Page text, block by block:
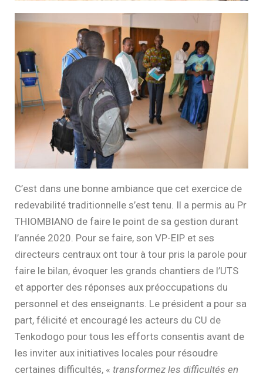
C’est dans une bonne ambiance que cet exercice de
redevabilité traditionnelle s’est tenu. Il a permis au Pr
THIOMBIANO de faire le point de sa gestion durant
l’année 2020. Pour se faire, son VP-EIP et ses
directeurs centraux ont tour à tour pris la parole pour
faire le bilan, évoquer les grands chantiers de l’UTS
et apporter des réponses aux préoccupations du
personnel et des enseignants. Le président a pour sa
part, félicité et encouragé les acteurs du CU de
Tenkodogo pour tous les efforts consentis avant de
les inviter aux initiatives locales pour résoudre
certaines difficultés, « transformez les difficultés en